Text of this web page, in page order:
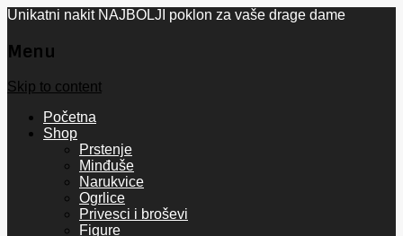
Unikatni nakit NAJBOLJI poklon za vaše drage dame
Menu
Skip to content
Početna
Shop
Prstenje
Minđuše
Narukvice
Ogrlice
Privesci i broševi
Figure